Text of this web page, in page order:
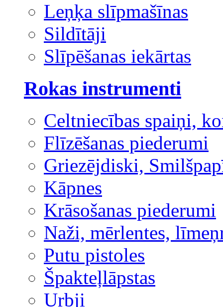
Leņķa slīpmašīnas
Sildītāji
Slīpēšanas iekārtas
Rokas instrumenti
Celtniecības spaiņi,
Flīzēšanas piederumi
Griezējdiski,
Kāpnes
Krāsošanas piederumi
Naži, mērlentes,
Putu pistoles
Špakteļlāpstas
Urbji